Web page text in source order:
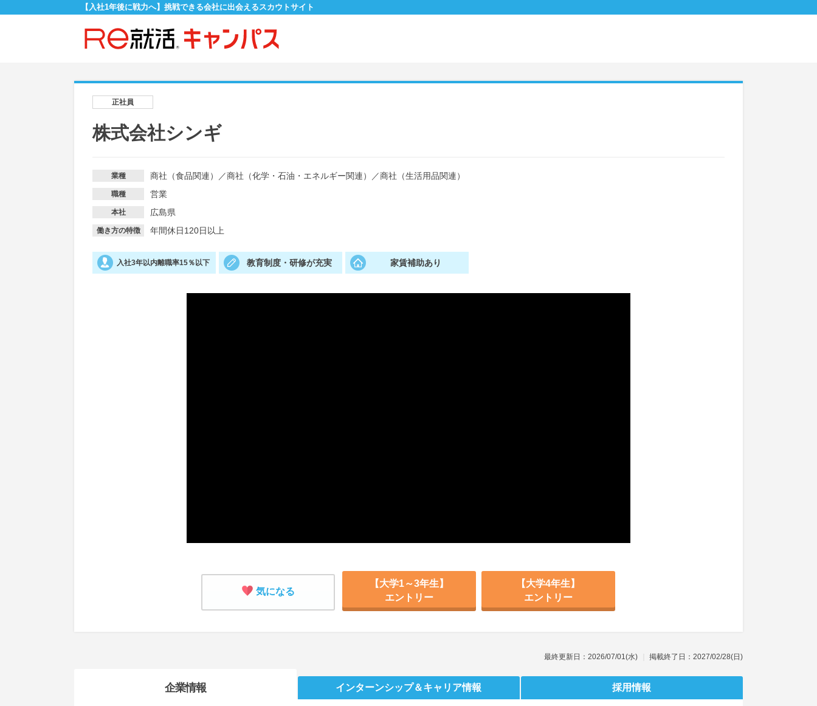
【入社1年後に戦力へ】挑戦できる会社に出会えるスカウトサイト
正社員
株式会社シンギ
業種 商社（食品関連） ／商社（化学・石油・エネルギー関連） ／商社（生活用品関連）
職種 営業
本社 広島県
働き方の特徴 年間休日120日以上
入社3年以内離職率15％以下 教育制度・研修が充実 家賃補助あり
気になる
【大学1～3年生】
エントリー
【大学4年生】
エントリー
最終更新日：2026/07/01(水) 掲載終了日：2027/02/28(日)
企業情報 インターンシップ＆キャリア情報 採用情報